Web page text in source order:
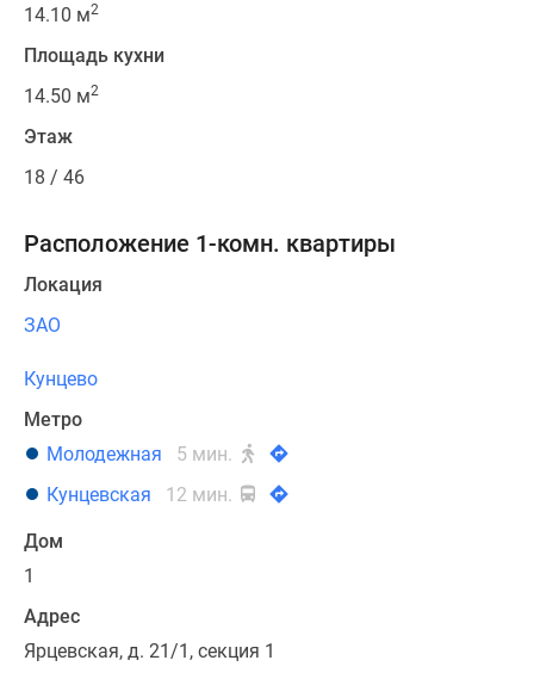
14.10 м2
Площадь кухни
14.50 м2
Этаж
18 / 46
Расположение 1-комн. квартиры
Локация
ЗАО
Кунцево
Метро
Молодежная
5 мин.
Кунцевская
12 мин.
Дом
1
Адрес
Ярцевская, д. 21/1, секция 1